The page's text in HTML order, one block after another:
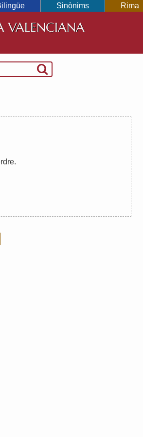
Sinònims Rima
VALENCIANA
.